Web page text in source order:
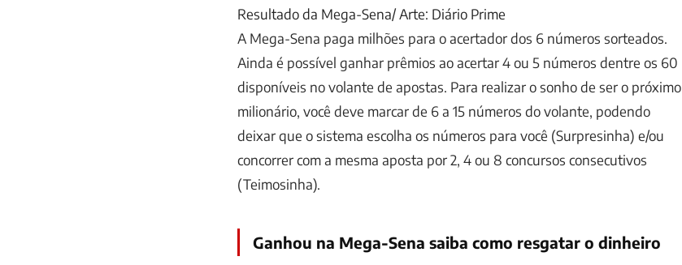
Resultado da Mega-Sena/ Arte: Diário Prime
A Mega-Sena paga milhões para o acertador dos 6 números sorteados.
Ainda é possível ganhar prêmios ao acertar 4 ou 5 números dentre os 60
disponíveis no volante de apostas. Para realizar o sonho de ser o próximo
milionário, você deve marcar de 6 a 15 números do volante, podendo
deixar que o sistema escolha os números para você (Surpresinha) e/ou
concorrer com a mesma aposta por 2, 4 ou 8 concursos consecutivos
(Teimosinha).
Ganhou na Mega-Sena saiba como resgatar o dinheiro